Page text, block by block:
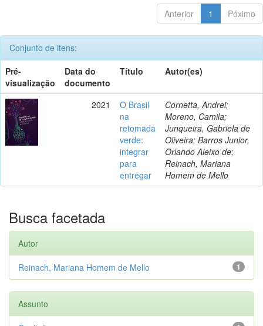
Anterior 1 Póximo
Conjunto de itens:
Pré-
visualização
Data do
documento
Título Autor(es)
2021
O Brasil
na
retomada
verde:
integrar
para
entregar
Cornetta, Andrei;
Moreno, Camila;
Junqueira, Gabriela de
Oliveira; Barros Junior,
Orlando Aleixo de;
Reinach, Mariana
Homem de Mello
Busca facetada
Autor
1
Reinach, Mariana Homem de Mello
Assunto